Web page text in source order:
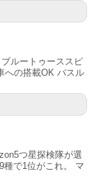
ートゥーススピ
への搭載OK バスル
つ星探検隊が選
種で1位がこれ。 マ